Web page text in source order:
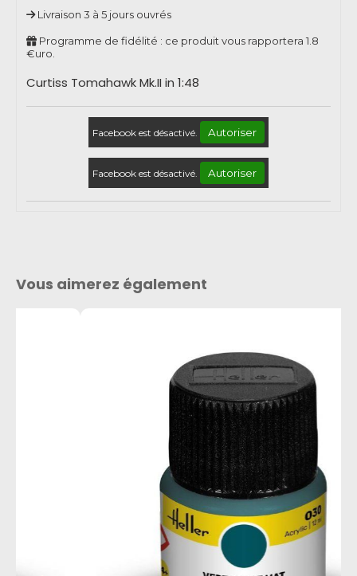
Livraison 3 à 5 jours ouvrés
Programme de fidélité : ce produit vous rapportera 1.8
€uro.
Curtiss Tomahawk Mk.II in 1:48
Facebook est désactivé. Autoriser
Facebook est désactivé. Autoriser
Vous aimerez également